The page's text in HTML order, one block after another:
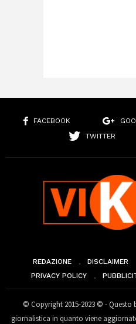
FACEBOOK
TWITTER
REDAZIONE DISCLAIMER
PRIVACY POLICY
© Copyright 2015-2023 © - Questo
giornalistica in quanto viene